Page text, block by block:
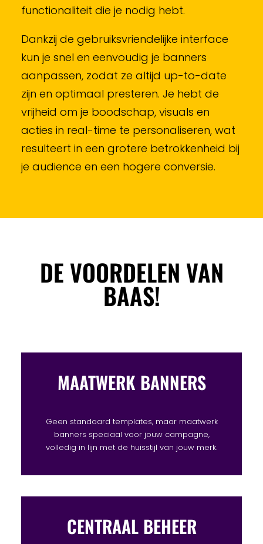
functionaliteit die je nodig hebt.
Dankzij de gebruiksvriendelijke interface
kun je snel en eenvoudig je banners
aanpassen, zodat ze altijd up-to-date
zijn en optimaal presteren. Je hebt de
vrijheid om je boodschap, visuals en
acties in real-time te personaliseren, wat
resulteert in een grotere betrokkenheid bij
je audience en een hogere conversie.
DE VOORDELEN VAN
BAAS!
MAATWERK BANNERS
Geen standaard templates, maar maatwerk
banners speciaal voor jouw campagne,
volledig in lijn met de huisstijl van jouw merk.
CENTRAAL BEHEER